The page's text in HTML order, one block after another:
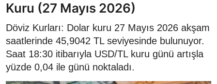
Kuru (27 Mayıs 2026)
Döviz Kurları: Dolar kuru 27 Mayıs 2026 akşam
saatlerinde 45,9042 TL seviyesinde bulunuyor.
Saat 18:30 itibarıyla USD/TL kuru günü artışla
yüzde 0,04 ile günü noktaladı.